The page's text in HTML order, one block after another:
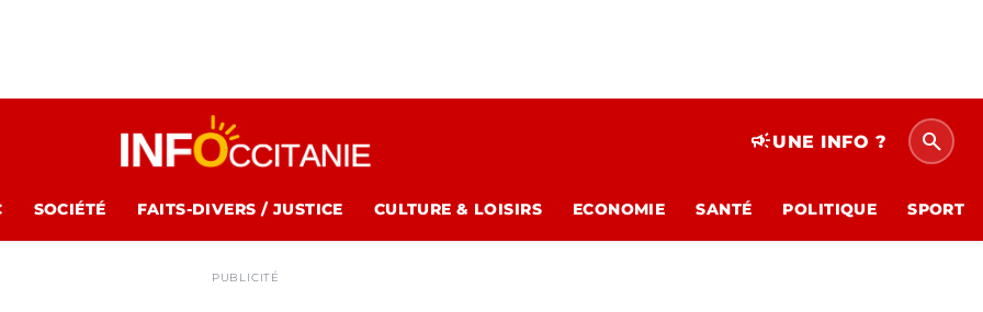
campaignUNE INFO ? search
SOCIÉTÉ FAITS-DIVERS / JUSTICE CULTURE & LOISIRS ECONOMIE SANTÉ POLITIQUE SPORT
PUBLICITÉ